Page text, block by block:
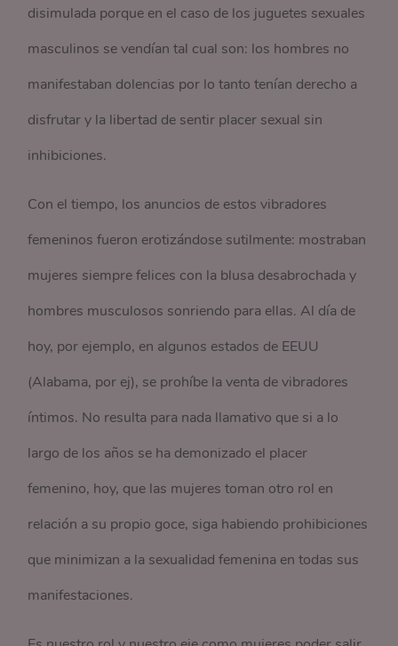
disimulada porque en el caso de los juguetes sexuales
masculinos se vendían tal cual son: los hombres no
manifestaban dolencias por lo tanto tenían derecho a
disfrutar y la libertad de sentir placer sexual sin
inhibiciones.
Con el tiempo, los anuncios de estos vibradores
femeninos fueron erotizándose sutilmente: mostraban
mujeres siempre felices con la blusa desabrochada y
hombres musculosos sonriendo para ellas. Al día de
hoy, por ejemplo, en algunos estados de EEUU
(Alabama, por ej), se prohíbe la venta de vibradores
íntimos. No resulta para nada llamativo que si a lo
largo de los años se ha demonizado el placer
femenino, hoy, que las mujeres toman otro rol en
relación a su propio goce, siga habiendo prohibiciones
que minimizan a la sexualidad femenina en todas sus
manifestaciones.